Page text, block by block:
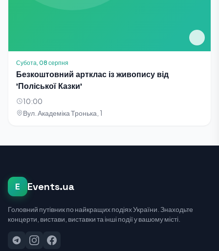
Субота, 08 серпня
Безкоштовний артклас із живопису від
'Поліської Казки'
10:00
Вул. Академіка Тронька, 1
E Events.ua
Головний путівник по найкращих подіях України. Знаходьте
концерти, вистави, виставки та інші події у вашому місті.